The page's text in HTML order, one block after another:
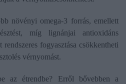
növényi omega-3 forrás, emellett
míg lignánjai antioxidáns
fogyasztása csökkentheti
vérnyomást.
az étrendbe? Erről bővebben a